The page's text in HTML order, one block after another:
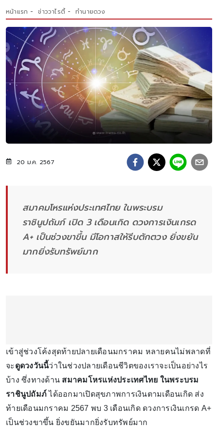
หน้าแรก ข่าววาไรตี้ ทำนายดวง
20 ม.ค. 2567
สมาคมโหรแห่งประเทศไทย ในพระบรม
ราชินูปถัมภ์ เปิด 3 เดือนเกิด ดวงการเงินเกรด
A+ เป็นช่วงขาขึ้น มีโอกาสให้รีบตักตวง ยิ่งขยัน
มากยิ่งรับทรัพย์มาก
เข้าสู่ช่วงโค้งสุดท้ายปลายเดือนมกราคม หลายคนไม่พลาดที่
จะ ดูดวงวันนี้ว่าในช่วงปลายเดือนชีวิตของเราจะเป็นอย่างไร
บ้าง ซึ่งทางด้าน สมาคมโหรแห่งประเทศไทย ในพระบรม
ราชินูปถัมภ์ได้ออกมาเปิดสุขภาพการเงินตามเดือนเกิด ส่ง
ท้ายเดือนมกราคม 2567 พบ 3 เดือนเกิด ดวงการเงินเกรด A+
เป็นช่วงขาขึ้น ยิ่งขยันมากยิ่งรับทรัพย์มาก